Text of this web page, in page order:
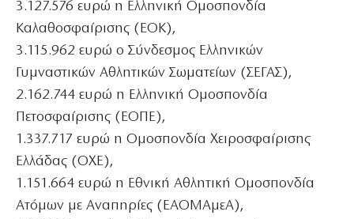
3.127.576 ευρώ η Ελληνική Ομοσπονδία
Καλαθοσφαίρισης (ΕΟΚ),
3.115.962 ευρώ ο Σύνδεσμος Ελληνικών
Γυμναστικών Αθλητικών Σωματείων (ΣΕΓΑΣ),
2.162.744 ευρώ η Ελληνική Ομοσπονδία
Πετοσφαίρισης (ΕΟΠΕ),
1.337.717 ευρώ η Ομοσπονδία Χειροσφαίρισης
Ελλάδας (ΟΧΕ),
1.151.664 ευρώ η Εθνική Αθλητική Ομοσπονδία
Ατόμων με Αναπηρίες (ΕΑΟΜΑμεΑ),